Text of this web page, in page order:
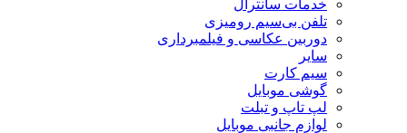
خدمات سانترال
تلفن بی‌سیم رومیزی
دوربین عکاسی و فیلمبرداری
سایر
سیم کارت
گوشی موبایل
لپ تاپ و تبلت
لوازم جانبی موبایل